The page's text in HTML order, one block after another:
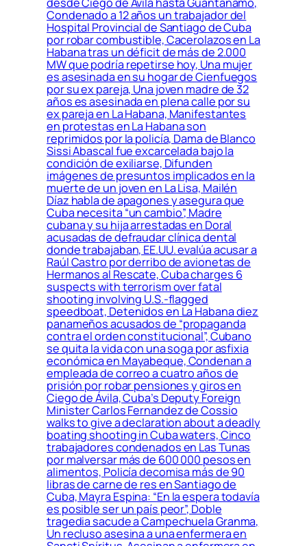
Condenado a 12 años un trabajador del
Hospital Provincial de Santiago de Cuba
por robar combustible, Cacerolazos en La
Habana tras un déficit de más de 2.000
MW que podría repetirse hoy, Una mujer
es asesinada en su hogar de Cienfuegos
por su ex pareja, Una joven madre de 32
años es asesinada en plena calle por su
ex pareja en La Habana, Manifestantes
en protestas en La Habana son
reprimidos por la policía, Dama de Blanco
Sissi Abascal fue excarcelada bajo la
condición de exiliarse, Difunden
imágenes de presuntos implicados en la
muerte de un joven en La Lisa, Mailén
Díaz habla de apagones y asegura que
Cuba necesita “un cambio”, Madre
cubana y su hija arrestadas en Doral
acusadas de defraudar clínica dental
donde trabajaban, EE.UU. evalúa acusar a
Raúl Castro por derribo de avionetas de
Hermanos al Rescate, Cuba charges 6
suspects with terrorism over fatal
shooting involving U.S.-flagged
speedboat, Detenidos en La Habana diez
panameños acusados de “propaganda
contra el orden constitucional”, Cubano
se quita la vida con una soga por asfixia
económica en Mayabeque, Condenan a
empleada de correo a cuatro años de
prisión por robar pensiones y giros en
Ciego de Ávila, Cuba’s Deputy Foreign
Minister Carlos Fernandez de Cossio
walks to give a declaration about a deadly
boating shooting in Cuba waters, Cinco
trabajadores condenados en Las Tunas
por malversar más de 600 000 pesos en
alimentos, Policía decomisa más de 90
libras de carne de res en Santiago de
Cuba, Mayra Espina: “En la espera todavía
es posible ser un país peor”, Doble
tragedia sacude a Campechuela Granma,
Un recluso asesina a una enfermera en